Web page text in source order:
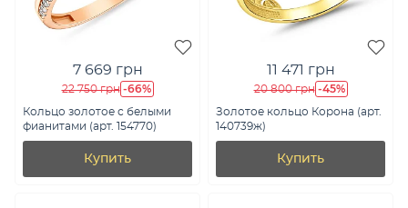
7 669 грн
22 750 грн -66%
Кольцо золотое с белыми
фианитами (арт. 154770)
Купить
11 471 грн
20 800 грн -45%
Золотое кольцо Корона (арт.
140739ж)
Купить